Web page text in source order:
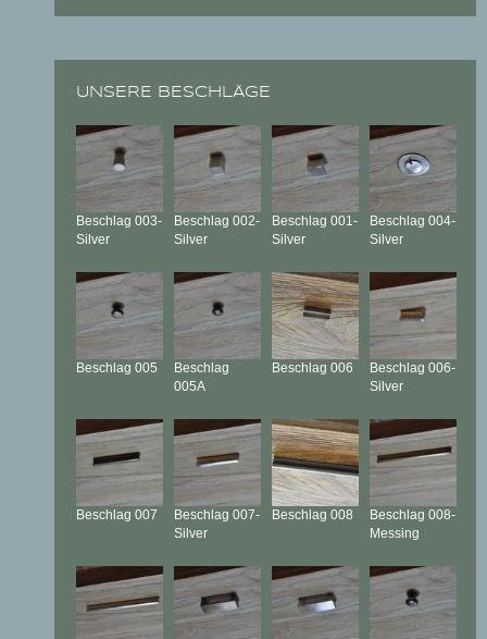
UNSERE BESCHLÄGE
Beschlag 003-
Silver
Beschlag 002-
Silver
Beschlag 001-
Silver
Beschlag 004-
Silver
Beschlag 005
Beschlag
005A
Beschlag 006 Beschlag 006-
Silver
Beschlag 007 Beschlag 007-
Silver
Beschlag 008 Beschlag 008-
Messing